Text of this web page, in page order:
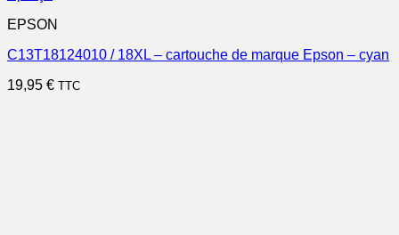
EPSON
C13T18124010 / 18XL – cartouche de marque Epson – cyan
19,95 € TTC